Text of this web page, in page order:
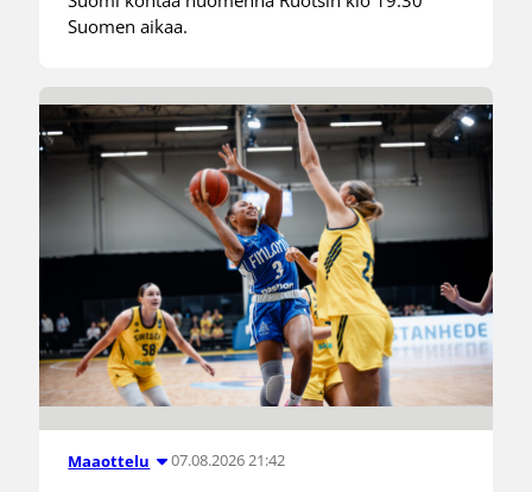
Suomen aikaa.
Maaottelu 07.08.2026 21:42